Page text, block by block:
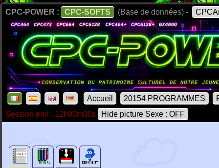
CPC-POWER : CPC-SOFTS (Base de données) -
Accueil 20154 PROGRAMMES
Session end : 12h00m00s
Hide picture Sexe : OFF